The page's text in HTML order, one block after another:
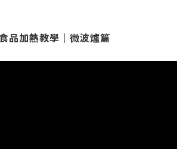
品加熱教學｜微波爐篇